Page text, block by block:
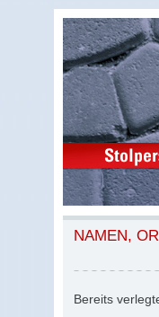
NAMEN,
Bereits